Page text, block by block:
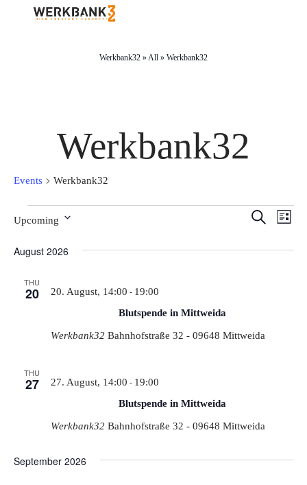
Werkbank32 »All » Werkbank32
Werkbank32
Events Werkbank32
Events Search
List
Upcoming
date.
August 2026
THU
20
Blutspende in Mittweida
20. August, 14:00 - 19:00
Werkbank32 Bahnhofstraße 32 - 09648 Mittweida
THU
27
Blutspende in Mittweida
27. August, 14:00 - 19:00
Werkbank32 Bahnhofstraße 32 - 09648 Mittweida
September 2026